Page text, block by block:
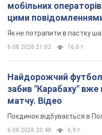
мобільних
цими
Як не потрапити в пастку
6.08.2026 21:02 16,6 т.
Найдорожчий
забив "Карабаху" вже
матчу. Відео
Поєдинок відбувається в
6.08.2026 20:48 6,9 т.